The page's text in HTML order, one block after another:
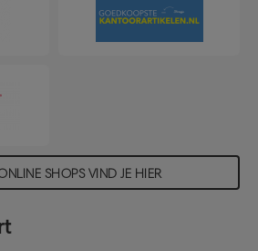
draaimechanisme, waardoor het
is in beperkte ruimtes en
locaties en heeft
voor extra stabiliteit.
SHOPS VIND JE HIER